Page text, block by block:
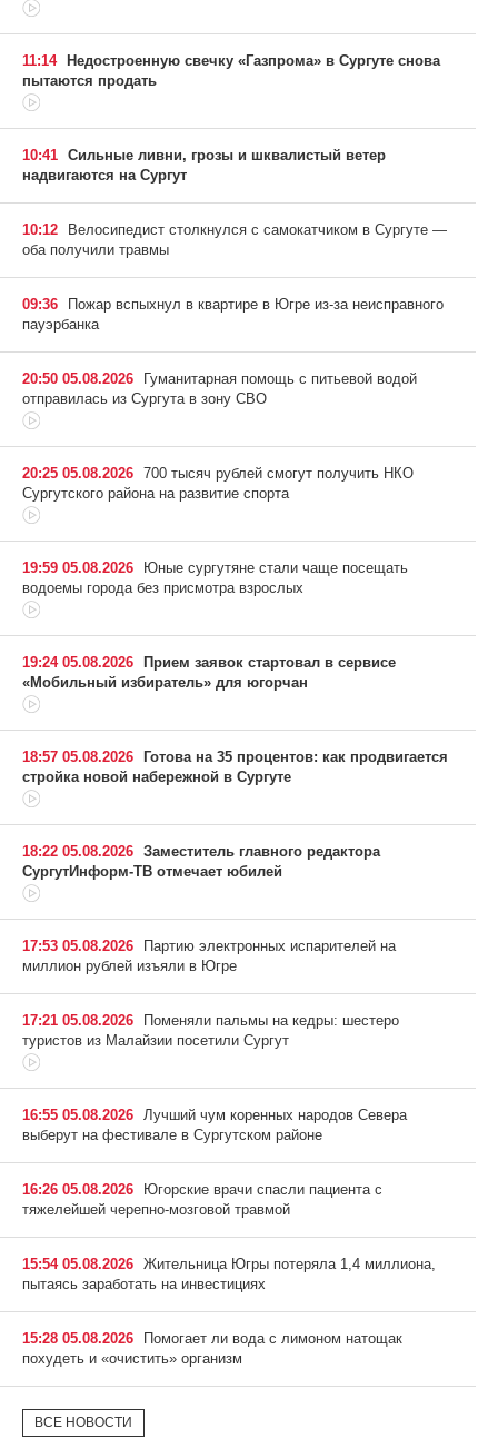
11:14
Недостроенную свечку «Газпрома» в Сургуте снова
пытаются продать
10:41 Сильные ливни, грозы и шквалистый ветер
надвигаются на Сургут
10:12
Велосипедист столкнулся с самокатчиком в Сургуте —
оба получили травмы
09:36
Пожар вспыхнул в квартире в Югре из-за неисправного
пауэрбанка
20:50 05.08.2026
Гуманитарная помощь с питьевой водой
отправилась из Сургута в зону СВО
20:25 05.08.2026 700 тысяч рублей смогут получить НКО
Сургутского района на развитие спорта
19:59 05.08.2026
Юные сургутяне стали чаще посещать
водоемы города без присмотра взрослых
19:24 05.08.2026
Прием заявок стартовал в сервисе
«Мобильный избиратель» для югорчан
18:57 05.08.2026
Готова на 35 процентов: как продвигается
стройка новой набережной в Сургуте
18:22 05.08.2026 Заместитель главного редактора
СургутИнформ-ТВ отмечает юбилей
17:53 05.08.2026
Партию электронных испарителей на
миллион рублей изъяли в Югре
17:21 05.08.2026
Поменяли пальмы на кедры: шестеро
туристов из Малайзии посетили Сургут
16:55 05.08.2026 Лучший чум коренных народов Севера
выберут на фестивале в Сургутском районе
16:26 05.08.2026
Югорские врачи спасли пациента с
тяжелейшей черепно-мозговой травмой
15:54 05.08.2026 Жительница Югры потеряла 1,4 миллиона,
пытаясь заработать на инвестициях
15:28 05.08.2026
Помогает ли вода с лимоном натощак
похудеть и «очистить» организм
ВСЕ НОВОСТИ